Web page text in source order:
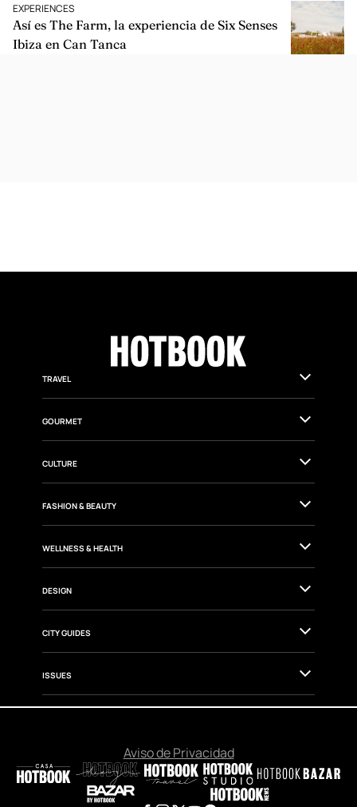
EXPERIENCES
Así es The Farm, la experiencia de Six Senses
Ibiza en Can Tanca
TRAVEL
GOURMET
CULTURE
FASHION & BEAUTY
WELLNESS & HEALTH
DESIGN
CITY GUIDES
ISSUES
Aviso de Privacidad